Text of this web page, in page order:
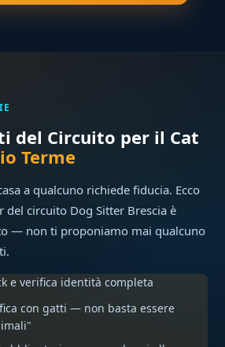
del Circuito per il Cat
Terme
a qualcuno richiede fiducia. Ecco
del circuito Dog Sitter Brescia è
— non ti proponiamo mai qualcuno
e verifica identità completa
con gatti — non basta essere